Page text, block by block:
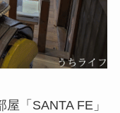
「SANTA FE」